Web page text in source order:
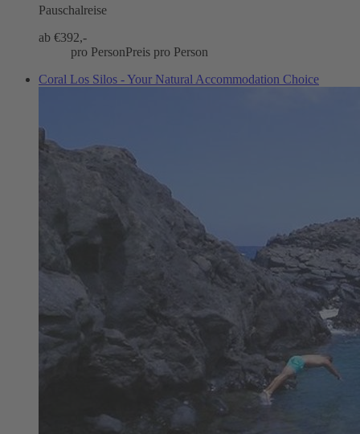
Pauschalreise
ab €392,-
pro PersonPreis pro Person
Coral Los Silos - Your Natural Accommodation Choice